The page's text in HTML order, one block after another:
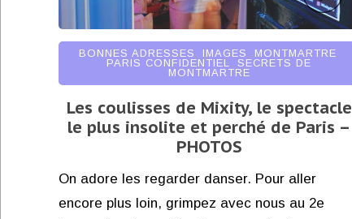
BONNES ADRESSES , IMAGES , MONTMARTRE,
PARIS CONFIDENTIEL, SECRETS DE
MONTMARTRE
Les coulisses de Mixity, le spectacle
le plus insolite et perché de Paris –
PHOTOS
On adore les regarder danser. Pour aller
encore plus loin, grimpez avec nous au 2e